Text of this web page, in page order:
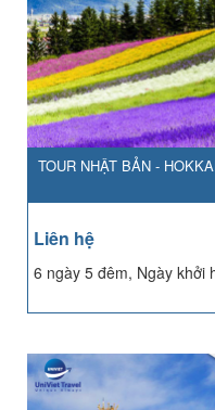
TOUR NHẬT BẢN -
Liên hệ
6 ngày 5 đêm, Ngày khởi